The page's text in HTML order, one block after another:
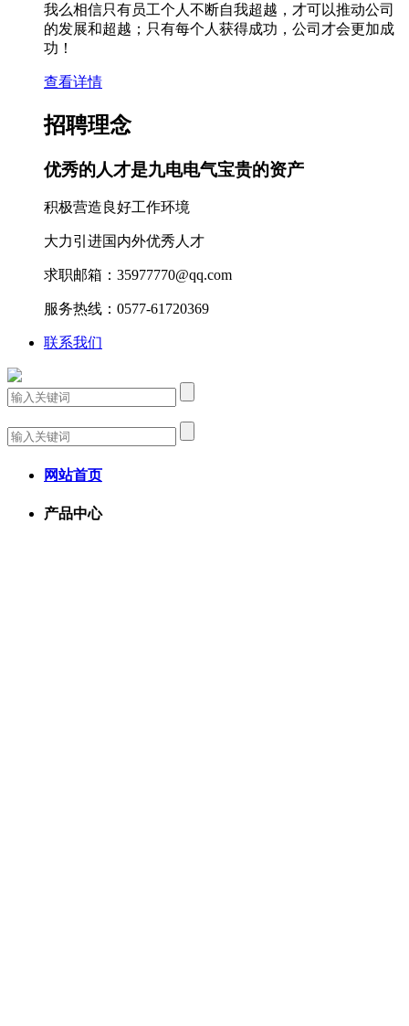
我么相信只有员工个人不断自我超越，才可以推动公司
的发展和超越；只有每个人获得成功，公司才会更加成
功！
查看详情
招聘理念
优秀的人才是九电电气宝贵的资产
积极营造良好工作环境
大力引进国内外优秀人才
求职邮箱：35977770@qq.com
服务热线：0577-61720369
联系我们
网站首页
产品中心